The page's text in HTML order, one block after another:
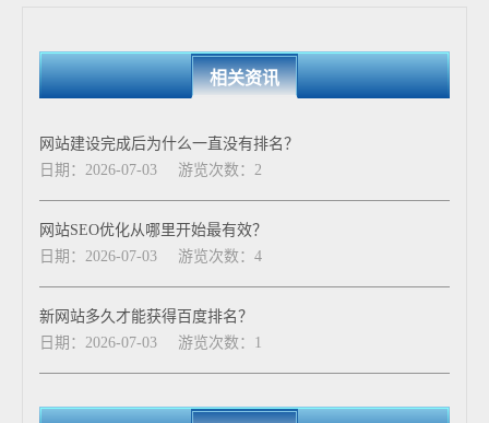
相关资讯
网站建设完成后为什么一直没有排名？
日期：2026-07-03
游览次数：2
网站SEO优化从哪里开始最有效？
日期：2026-07-03
游览次数：4
新网站多久才能获得百度排名？
日期：2026-07-03
游览次数：1